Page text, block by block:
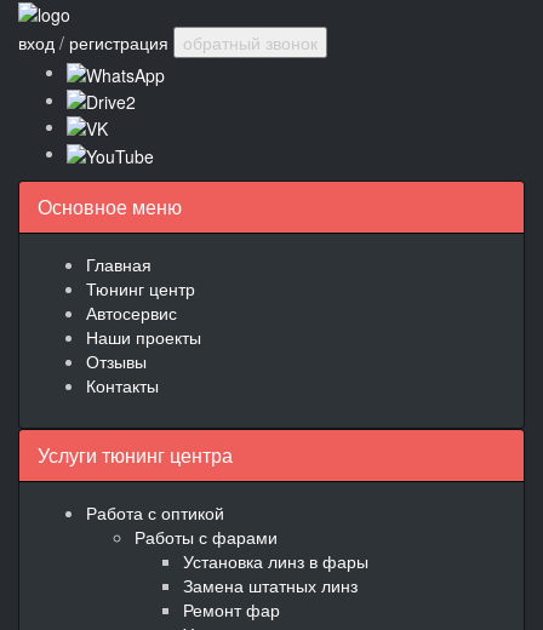
вход / регистрация обратный звонок
Основное меню
Главная
Тюнинг центр
Автосервис
Наши проекты
Отзывы
Контакты
Услуги тюнинг центра
Работа с оптикой
Работы с фарами
Установка линз в фары
Замена штатных линз
Ремонт фар